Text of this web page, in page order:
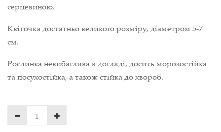
серцевиною.
Квіточка достатньо великого розміру, діаметром 5-7
см.
Рослинка невибаглива в догляді, досить морозостійка
та посухостійка, а також стійка до хвороб.